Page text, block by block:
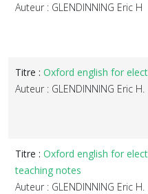
Auteur : GLENDINNING Eric H
Titre : Oxford english for
Auteur : GLENDINNING Eric H.
Titre : Oxford english for
teaching notes
Auteur : GLENDINNING Eric H.